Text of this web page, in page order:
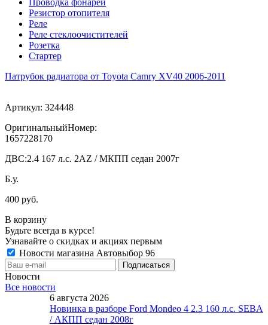
Резистор отопителя
Реле
Реле стеклоочистителей
Розетка
Стартер
Патрубок радиатора от Toyota Camry XV40 2006-2011
Артикул: 324448
ОригинальныйНомер:
1657228170
ДВС:2.4 167 л.с. 2AZ / МКПП седан 2007г
Б.у.
400 руб.
В корзину
Будьте всегда в курсе!
Узнавайте о скидках и акциях первым
Новости магазина Автовыбор 96
Новости
Все новости
6 августа 2026
Новинка в разборе Ford Mondeo 4 2.3 160 л.с. SEBA
/ АКПП седан 2008г